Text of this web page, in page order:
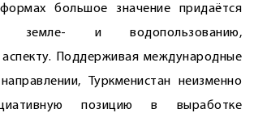
большое значение придаётся
земле- и водопользованию,
аспекту. Поддерживая международные
Туркменистан неизменно
позицию в выработке